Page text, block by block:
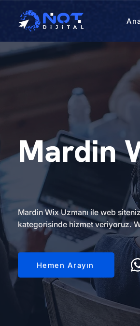
Mardin
Mardin Wix Uzmanı ile web
kategorisinde hizmet veriyoruz.
Hemen Arayın